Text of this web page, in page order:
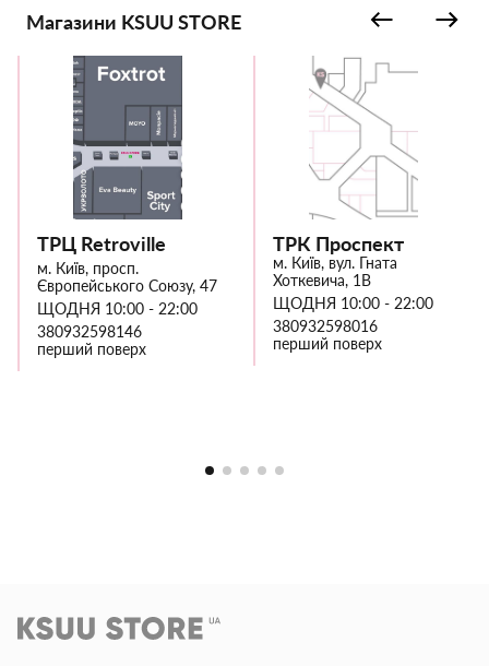
Магазини KSUU STORE
ТРЦ Retroville
м. Київ, просп.
Європейського Союзу, 47
ЩОДНЯ 10:00 - 22:00
380932598146
перший поверх
ТРК Проспект
м. Київ, вул. Гната
Хоткевича, 1В
ЩОДНЯ 10:00 - 22:00
380932598016
перший поверх